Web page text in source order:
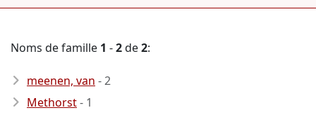
Noms de famille 1 -2de2:
meenen, van - 2
Methorst- 1